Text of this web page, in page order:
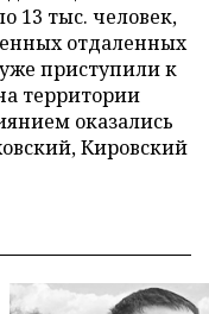
13 тыс. человек,
отдаленных
приступили к
территории
оказались
Кировский